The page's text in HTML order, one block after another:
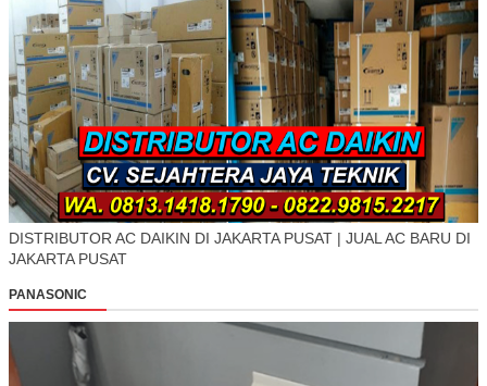
DISTRIBUTOR AC DAIKIN DI JAKARTA PUSAT | JUAL AC BARU DI
JAKARTA PUSAT
PANASONIC